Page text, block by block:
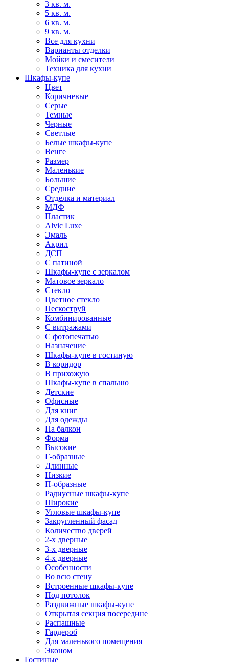
3 кв. м.
5 кв. м.
6 кв. м.
9 кв. м.
Все для кухни
Варианты отделки
Мойки и смесители
Техника для кухни
Шкафы-купе
Цвет
Коричневые
Серые
Темные
Черные
Светлые
Белые шкафы-купе
Венге
Размер
Маленькие
Большие
Средние
Отделка и материал
МДФ
Пластик
Alvic Luxe
Эмаль
Акрил
ДСП
С патиной
Шкафы-купе с зеркалом
Матовое зеркало
Стекло
Цветное стекло
Пескоструй
Комбинированные
С витражами
С фотопечатью
Назначение
Шкафы-купе в гостиную
В коридор
В прихожую
Шкафы-купе в спальню
Детские
Офисные
Для книг
Для одежды
На балкон
Форма
Высокие
Г-образные
Длинные
Низкие
П-образные
Радиусные шкафы-купе
Широкие
Угловые шкафы-купе
Закругленный фасад
Количество дверей
2-х дверные
3-х дверные
4-х дверные
Особенности
Во всю стену
Встроенные шкафы-купе
Под потолок
Раздвижные шкафы-купе
Открытая секция посередине
Распашные
Гардероб
Для маленького помещения
Эконом
Гостиные